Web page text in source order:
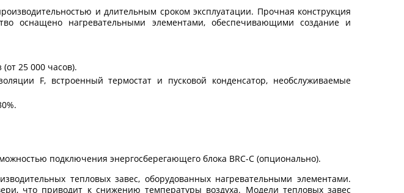
и длительным сроком эксплуатации. Прочная конструкция
оснащено нагревательными элементами, обеспечивающими создание и
25 000 часов).
F, встроенный термостат и пусковой конденсатор, необслуживаемые
подключения энергосберегающего блока BRC-C (опционально).
тепловых завес, оборудованных нагревательными элементами.
что приводит к снижению температуры воздуха. Модели тепловых завес